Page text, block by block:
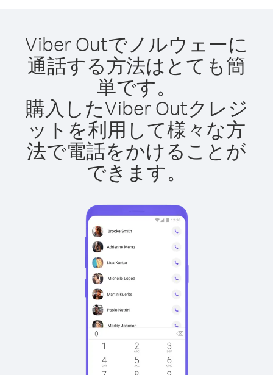
Viber Outでノルウェーに
通話する方法はとても簡
単です。
購入したViber Outクレジ
ットを利用して様々な方
法で電話をかけることが
できます。